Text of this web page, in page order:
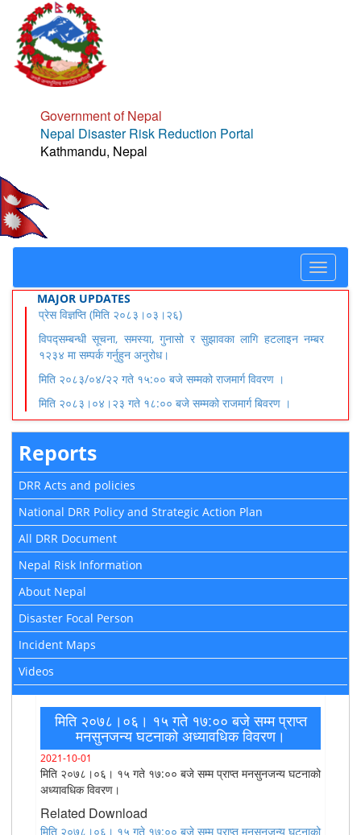
Government of Nepal
Nepal Disaster Risk Reduction Portal
Kathmandu, Nepal
Toggle
MAJOR UPDATES
प्रेस विज्ञप्ति (मिति २०८३।०३।२६)
विपद्सम्बन्धी सूचना, समस्या, गुनासो र सुझावका लागि हटलाइन नम्बर
१२३४ मा सम्पर्क गर्नुहुन अनुरोध।
मिति २०८३/०४/२२ गते १५:०० बजे सम्मको राजमार्ग विवरण ।
मिति २०८३।०४।२३ गते १८:०० बजे सम्मको राजमार्ग बिवरण ।
Reports
DRR Acts and policies
National DRR Policy and Strategic Action Plan
All DRR Document
Nepal Risk Information
About Nepal
Disaster Focal Person
Incident Maps
Videos
मिति २०७८।०६। १५ गते १७:०० बजे सम्म प्राप्त
मनसुनजन्य घटनाको अध्यावधिक विवरण।
2021-10-01
मिति २०७८।०६। १५ गते १७:०० बजे सम्म प्राप्त मनसुनजन्य घटनाको
अध्यावधिक विवरण।
Related Download
मिति २०७८।०६। १५ गते १७:०० बजे सम्म प्राप्त मनसुनजन्य घटनाको